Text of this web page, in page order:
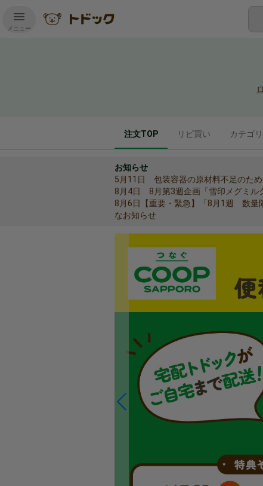
メニュー
ちゅうもんとっぷ選択中
注文TOP りぴがい
リピ買い かてごり
カテゴリ
お知らせ
5月11日 包装容器の原材料不足のため
8月4日 8月第3週企画「雪印メグミル
8月6日【重要・緊急】「8月1週 数量
なお知らせ